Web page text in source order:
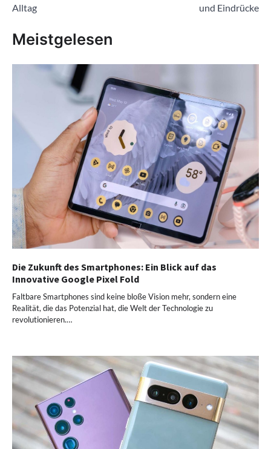
Alltag
und Eindrücke
Meistgelesen
Die Zukunft des Smartphones: Ein Blick auf das
Innovative Google Pixel Fold
Faltbare Smartphones sind keine bloße Vision mehr, sondern eine
Realität, die das Potenzial hat, die Welt der Technologie zu
revolutionieren.…